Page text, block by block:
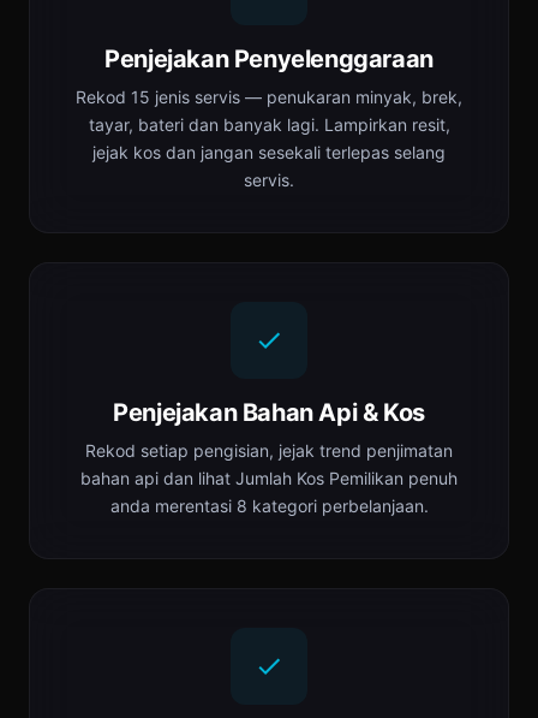
Penjejakan Penyelenggaraan
Rekod 15 jenis servis — penukaran minyak, brek,
tayar, bateri dan banyak lagi. Lampirkan resit,
jejak kos dan jangan sesekali terlepas selang
servis.
Penjejakan Bahan Api & Kos
Rekod setiap pengisian, jejak trend penjimatan
bahan api dan lihat Jumlah Kos Pemilikan penuh
anda merentasi 8 kategori perbelanjaan.